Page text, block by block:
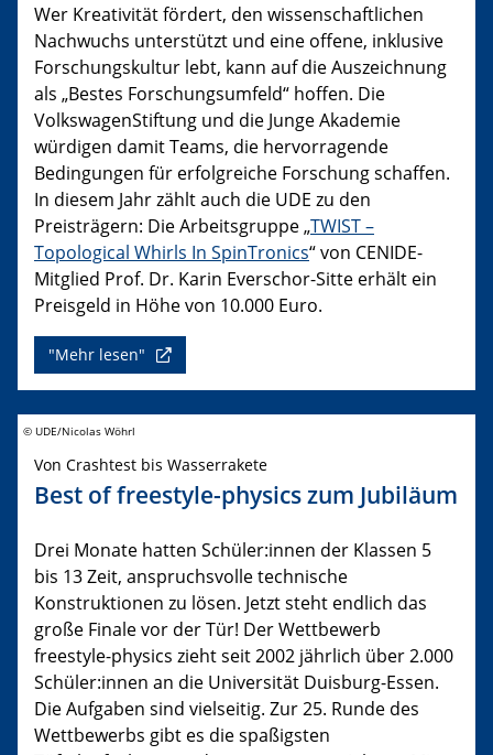
Wer Kreativität fördert, den wissenschaftlichen
Nachwuchs unterstützt und eine offene, inklusive
Forschungskultur lebt, kann auf die Auszeichnung
als „Bestes Forschungsumfeld“ hoffen. Die
VolkswagenStiftung und die Junge Akademie
würdigen damit Teams, die hervorragende
Bedingungen für erfolgreiche Forschung schaffen.
In diesem Jahr zählt auch die UDE zu den
Preisträgern: Die Arbeitsgruppe „TWIST –
Topological Whirls In SpinTronics“ von CENIDE-
Mitglied Prof. Dr. Karin Everschor-Sitte erhält ein
Preisgeld in Höhe von 10.000 Euro.
"Mehr lesen"
© UDE/Nicolas Wöhrl
Von Crashtest bis Wasserrakete
Best of freestyle-physics zum Jubiläum
Drei Monate hatten Schüler:innen der Klassen 5
bis 13 Zeit, anspruchsvolle technische
Konstruktionen zu lösen. Jetzt steht endlich das
große Finale vor der Tür! Der Wettbewerb
freestyle-physics zieht seit 2002 jährlich über 2.000
Schüler:innen an die Universität Duisburg-Essen.
Die Aufgaben sind vielseitig. Zur 25. Runde des
Wettbewerbs gibt es die spaßigsten